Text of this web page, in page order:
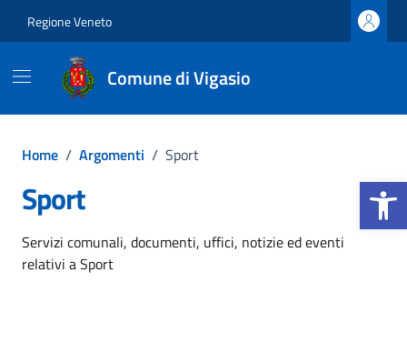
Apri la
Regione Veneto
Comune di Vigasio
Home / Argomenti / Sport
Sport
Dettagli dell'argomento
Servizi comunali, documenti, uffici, notizie ed eventi
relativi a Sport